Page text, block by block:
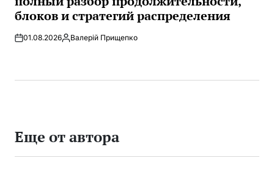
блоков и стратегий распределения
01.08.2026Запись
Валерій Прищепко
Еще от автора